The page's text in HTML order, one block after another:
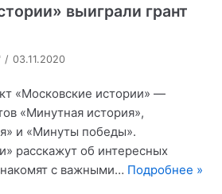
выиграли грант
03.11.2020
«Московские истории» —
«Минутная история»,
и «Минуты победы».
расскажут об интересных
с важными… Подробнее »